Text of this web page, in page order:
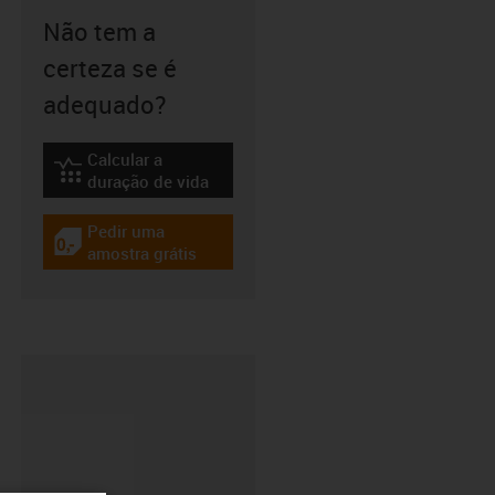
Não tem a
certeza se é
adequado?
igus-icon-lebensdauerrechner
Calcular a
duração de vida
igus-icon-gratismuster
Pedir uma
amostra grátis